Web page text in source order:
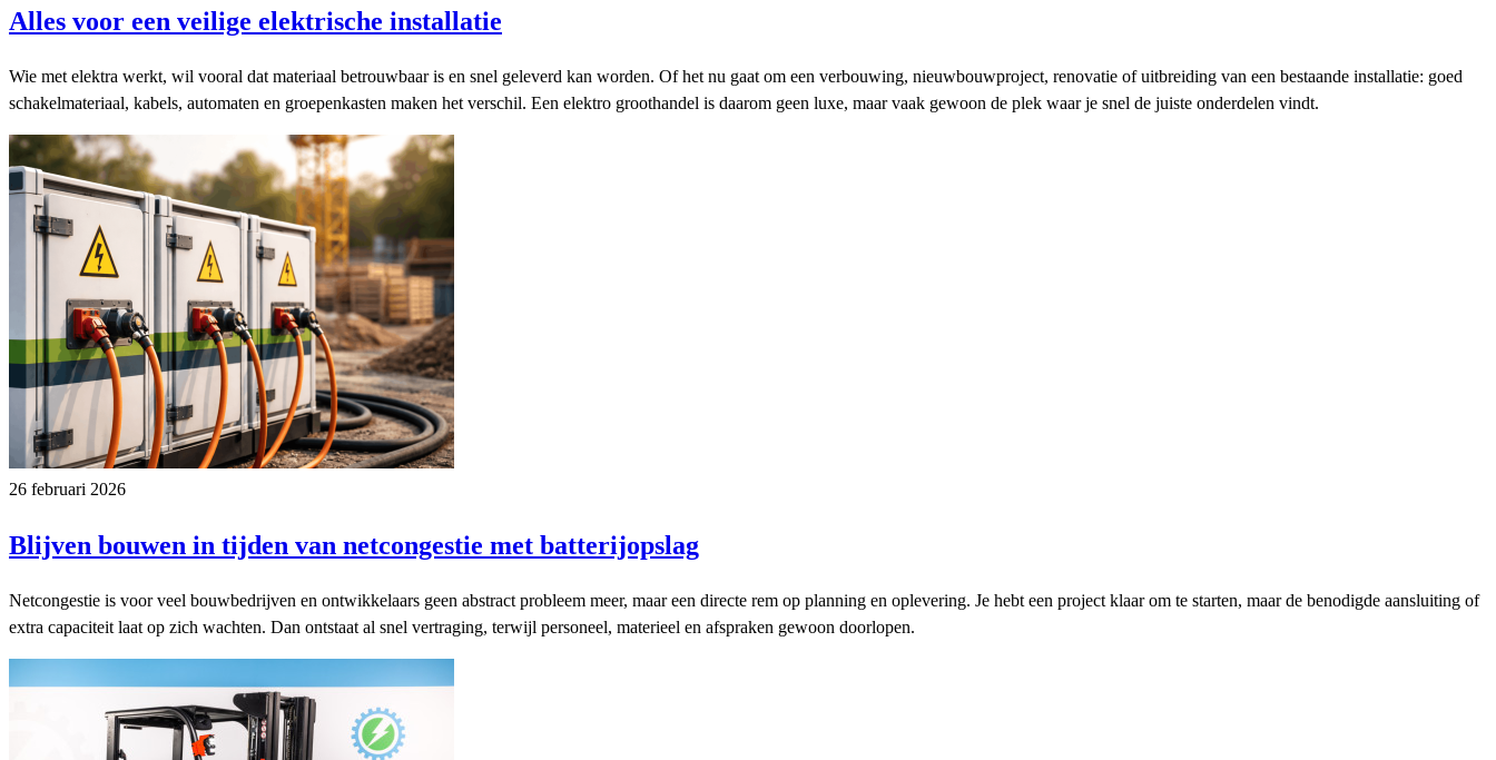
Alles voor een veilige elektrische installatie
Wie met elektra werkt, wil vooral dat materiaal betrouwbaar is en snel geleverd kan worden. Of het nu gaat om een verbouwing, nieuwbouwproject, renovatie of uitbreiding van een bestaande installatie: goed
schakelmateriaal, kabels, automaten en groepenkasten maken het verschil. Een elektro groothandel is daarom geen luxe, maar vaak gewoon de plek waar je snel de juiste onderdelen vindt.
26 februari 2026
Blijven bouwen in tijden van netcongestie met batterijopslag
Netcongestie is voor veel bouwbedrijven en ontwikkelaars geen abstract probleem meer, maar een directe rem op planning en oplevering. Je hebt een project klaar om te starten, maar de benodigde aansluiting of
extra capaciteit laat op zich wachten. Dan ontstaat al snel vertraging, terwijl personeel, materieel en afspraken gewoon doorlopen.